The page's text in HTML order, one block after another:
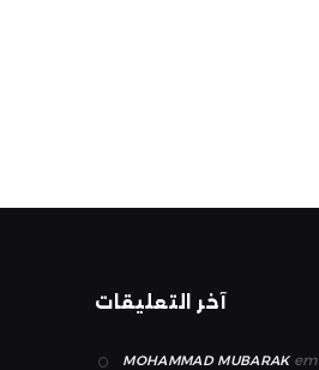
آخر التعليقات
MOHAMMAD MUBARAKem